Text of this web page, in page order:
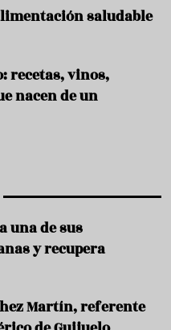
saludable
recetas, vinos,
nacen de un
una de sus
y recupera
Martín, referente